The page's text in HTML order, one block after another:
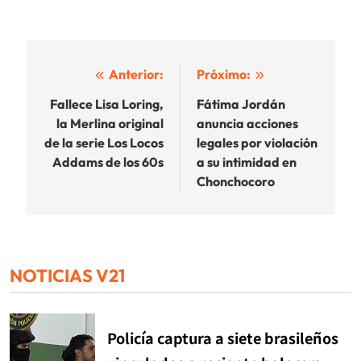
Navegación
de
entradas
Anterior:
Fallece Lisa Loring,
la Merlina original
de la serie Los Locos
Addams de los 60s
Próximo:
Fátima Jordán
anuncia acciones
legales por violación
a su intimidad en
Chonchocoro
NOTICIAS V21
Policía captura a siete brasileños